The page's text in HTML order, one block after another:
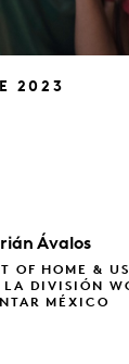
2023
Ávalos
OF HOME &
LA DIVISIÓN
MÉXICO